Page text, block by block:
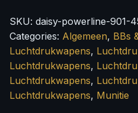
4.5mm
luchtbuks
quantity
SKU: daisy-powerline-901-
Categories: Algemeen, BBs
Luchtdrukwapens,
Luchtdrukwapens,
Luchtdrukwapens,
Luchtdrukwapens, Munitie